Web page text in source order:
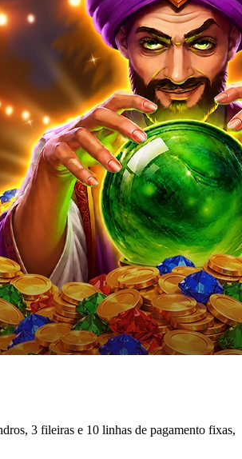
3 fileiras e 10 linhas de pagamento fixas,